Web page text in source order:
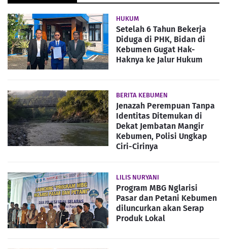
HUKUM
Setelah 6 Tahun Bekerja
Diduga di PHK, Bidan di
Kebumen Gugat Hak-
Haknya ke Jalur Hukum
BERITA KEBUMEN
Jenazah Perempuan Tanpa
Identitas Ditemukan di
Dekat Jembatan Mangir
Kebumen, Polisi Ungkap
Ciri-Cirinya
LILIS NURYANI
Program MBG Nglarisi
Pasar dan Petani Kebumen
diluncurkan akan Serap
Produk Lokal